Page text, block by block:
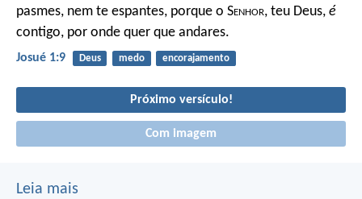
pasmes, nem te espantes, porque o Senhor, teu Deus, é
contigo, por onde quer que andares.
Josué 1:9 Deus medo encorajamento
Próximo versículo!
Com imagem
Leia mais